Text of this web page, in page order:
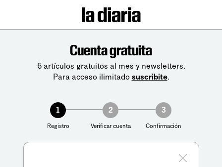
Cuenta gratuita
6 artículos gratuitos al mes y newsletters.
Para acceso ilimitado suscribite.
1
Registro
2
Verificar cuenta
3
Confirmación